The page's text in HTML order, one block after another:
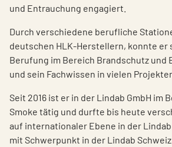
und Entrauchung engagiert.
Durch verschiedene berufliche
deutschen HLK-Herstellern, konnte er
Berufung im Bereich Brandschutz und
und sein Fachwissen in vielen
Seit 2016 ist er in der Lindab GmbH im
Smoke tätig und durfte bis heute
auf internationaler Ebene in der
mit Schwerpunkt in der Lindab